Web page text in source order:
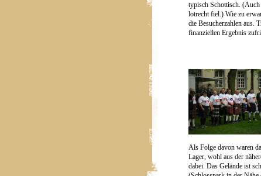
typisch Schottisch.
lotrecht fiel.) Wie zu
die Besucherzahlen aus.
finanziellen Ergebnis
Als Folge davon waren
Lager, wohl aus der
dabei. Das Gelände ist